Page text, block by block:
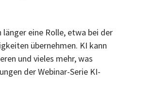
eine Rolle, etwa bei der
übernehmen. KI kann
und vieles mehr, was
der Webinar-Serie KI-